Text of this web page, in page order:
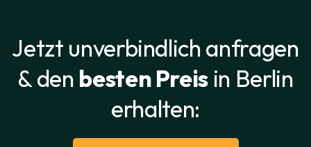
Jetzt unverbindlich anfragen
& den besten Preis in Berlin
erhalten: